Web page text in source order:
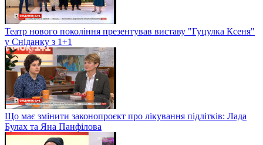
Театр нового покоління презентував виставу "Гуцулка Ксеня"
у Сніданку з 1+1
Що має змінити законопроєкт про лікування підлітків: Лада
Булах та Яна Панфілова